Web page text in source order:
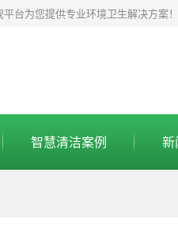
台为您提供专业环境卫生解决方案！
智慧清洁案例 新